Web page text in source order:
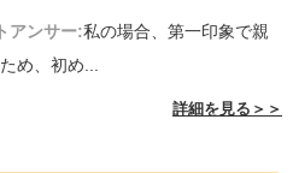
アンサー:私の場合、第一印象で親
め、初め...
詳細を見る＞＞